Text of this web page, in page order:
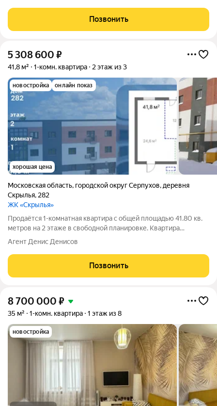
проживания семьи с детьми , так и для
Позвонить
5 308 600 ₽
41,8 м² 1-комн. квартира 2 этаж из 3
новостройка онлайн показ
хорошая цена
Московская область, городской округ Серпухов, деревня
Скрылья, 282
ЖК «Скрылья»
Продаётся 1-комнатная квартира с общей площадью 41.80 кв.
метров на 2 этаже в свободной планировке. Квартира
располагается в жилом комплексе Скрылья в г.о. Серпухов.
Застройщик ООО Флагман. Квартира является первичным
жильем, дом введен в
Агент Денис Денисов
Позвонить
8 700 000 ₽
35 м² 1-комн. квартира 1 этаж из 8
новостройка